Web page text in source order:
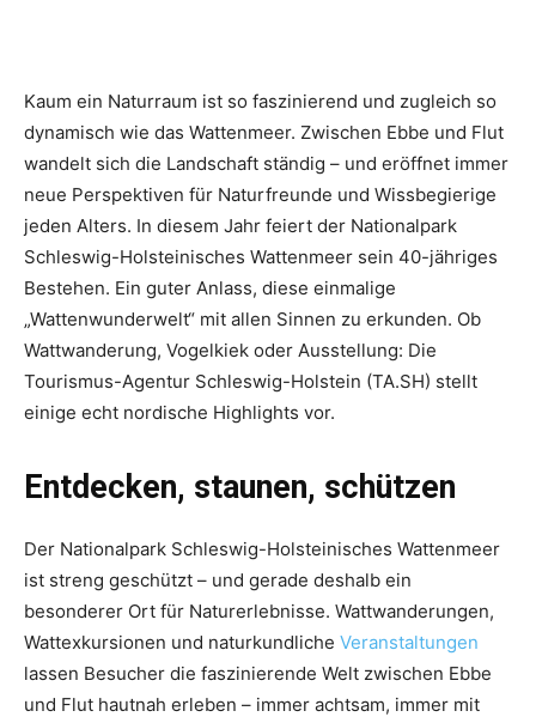
Kaum ein Naturraum ist so faszinierend und zugleich so
dynamisch wie das Wattenmeer. Zwischen Ebbe und Flut
wandelt sich die Landschaft ständig – und eröffnet immer
neue Perspektiven für Naturfreunde und Wissbegierige
jeden Alters. In diesem Jahr feiert der Nationalpark
Schleswig-Holsteinisches Wattenmeer sein 40-jähriges
Bestehen. Ein guter Anlass, diese einmalige
„Wattenwunderwelt“ mit allen Sinnen zu erkunden. Ob
Wattwanderung, Vogelkiek oder Ausstellung: Die
Tourismus-Agentur Schleswig-Holstein (TA.SH) stellt
einige echt nordische Highlights vor.
Entdecken, staunen, schützen
Der Nationalpark Schleswig-Holsteinisches Wattenmeer
ist streng geschützt – und gerade deshalb ein
besonderer Ort für Naturerlebnisse. Wattwanderungen,
Wattexkursionen und naturkundliche Veranstaltungen
lassen Besucher die faszinierende Welt zwischen Ebbe
und Flut hautnah erleben – immer achtsam, immer mit